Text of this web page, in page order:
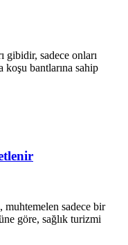
gibidir, sadece onları
koşu bantlarına sahip
muhtemelen sadece bir
göre, sağlık turizmi